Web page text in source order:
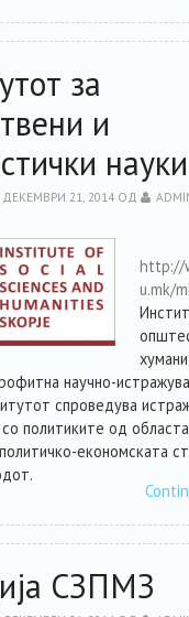
за
и
науки
ДЕКЕМВРИ 21, 2014ОД
http://
u.mk/
научно-
спроведува
политиките од
економската
СЗПМЗ